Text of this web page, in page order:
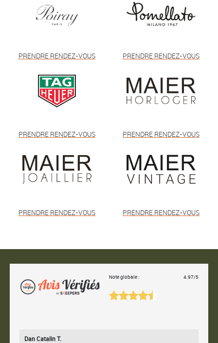
PRENDRE RENDEZ-VOUS PRENDRE RENDEZ-VOUS
PRENDRE RENDEZ-VOUS PRENDRE RENDEZ-VOUS
PRENDRE RENDEZ-VOUS PRENDRE RENDEZ-VOUS
Note globale : 4.97/5
Dan Catalin T.